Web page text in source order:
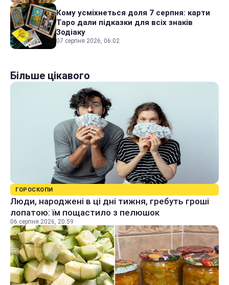
Кому усміхнеться доля 7 серпня: карти
Таро дали підказки для всіх знаків
Зодіаку
07 серпня 2026, 06:02
Більше цікавого
ГОРОСКОПИ
Люди, народжені в ці дні тижня, гребуть гроші
лопатою: їм пощастило з пелюшок
06 серпня 2026, 20:59